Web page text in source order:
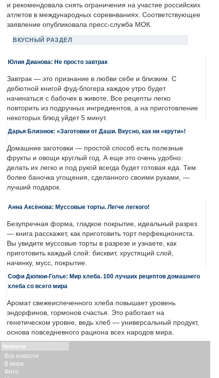
и рекомендовала снять ограничения на участие российских
атлетов в международных соревнваниях. Соответствующее
заявление опубликовала пресс-служба МОК.
ВКУСНЫЙ РАЗДЕЛ
Юлия Дианова: Не просто завтрак
Завтрак — это признание в любви себе и близким. С
дебютной книгой фуд-блогера каждое утро будет
начинаться с бабочек в животе. Все рецепты легко
повторить из подручных ингредиентов, а на приготовление
некоторых блюд уйдет 5 минут.
Дарья Близнюк: «Заготовки от Даши. Вкусно, как ни «крути»!
Домашние заготовки — простой способ есть полезные
фрукты и овощи круглый год. А еще это очень удобно:
делать их легко и под рукой всегда будет готовая еда. Тем
более баночка угощения, сделанного своими руками, —
лучший подарок.
Анна Аксёнова: Муссовые торты. Легче легкого!
Безупречная форма, гладкое покрытие, идеальный разрез
— книга расскажет, как приготовить торт перфекциониста.
Вы увидите муссовые торты в разрезе и узнаете, как
приготовить каждый слой: бисквит, хрустящий слой,
начинку, мусс, покрытие.
Софи Дюпюи-Голье: Мир хлеба. 100 лучших рецептов домашнего
хлеба со всего мира
Аромат свежеиспеченного хлеба повышает уровень
эндорфинов, гормонов счастья. Это работает на
генетическом уровне, ведь хлеб — универсальный продукт,
основа повседневного рациона всех народов мира.
Новости
Все новости
В мире
Фото